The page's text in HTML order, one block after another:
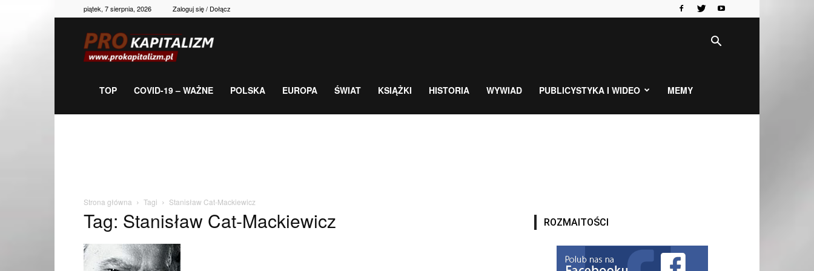
piątek, 7 sierpnia, 2026 Zaloguj się / Dołącz
gospodarka,
TOP COVID-19 – WAŻNE POLSKA EUROPA ŚWIAT KSIĄŻKI HISTORIA WYWIAD PUBLICYSTYKA I WIDEO MEMY
Strona główna Tagi Stanisław Cat-Mackiewicz
Tag: Stanisław Cat-Mackiewicz ROZMAITOŚCI